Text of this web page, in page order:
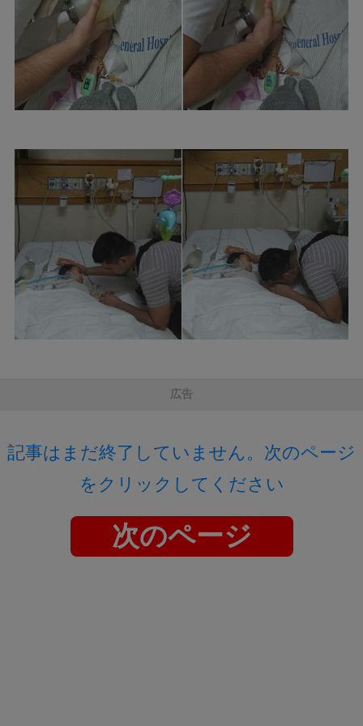
広告
記事はまだ終了していません。次のページ
をクリックしてください
次のページ